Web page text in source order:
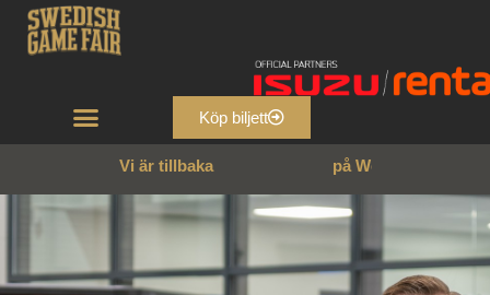
Köp biljett
Vi är tillbaka på We